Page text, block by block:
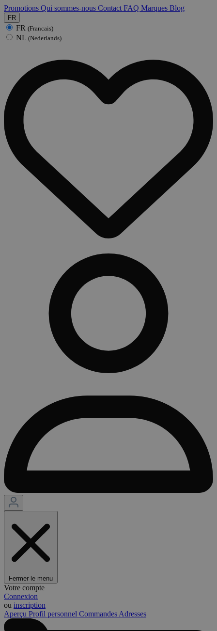
Promotions Qui sommes-nous Contact FAQ Marques Blog
FR
FR (Francais)
NL (Nederlands)
Fermer le menu
Votre compte
Connexion
ou inscription
Aperçu Profil personnel Commandes Adresses